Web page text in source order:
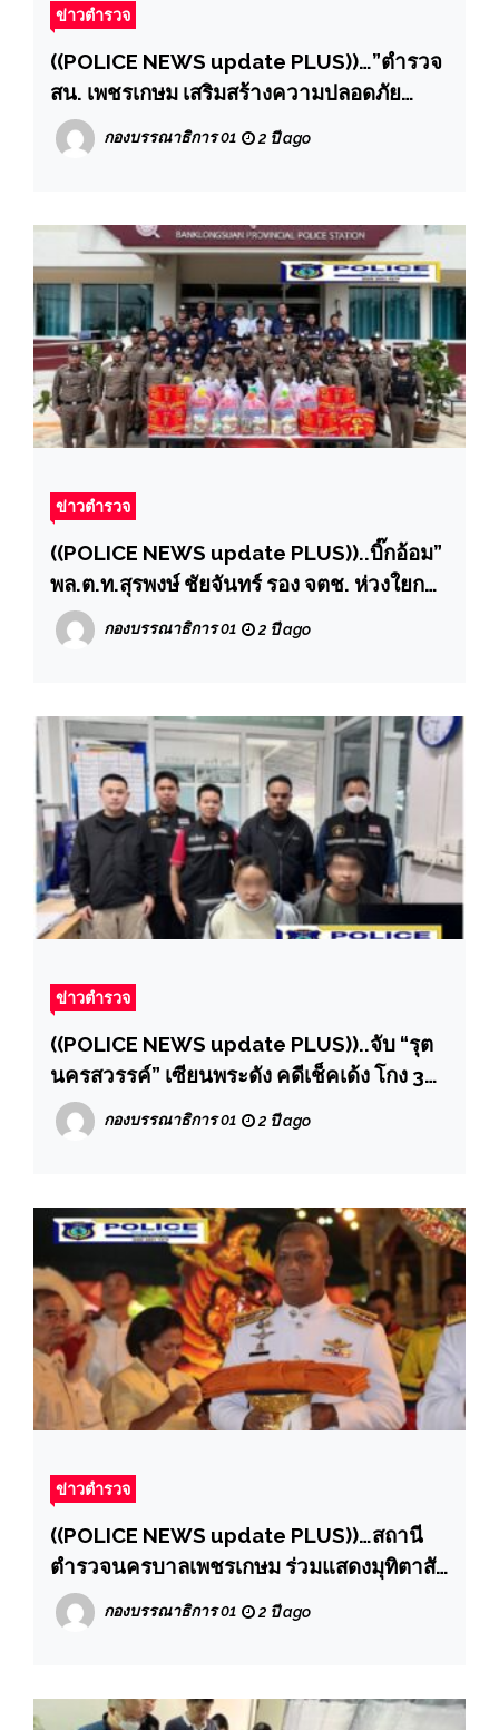
ข่าวตำรวจ
((POLICE NEWS update PLUS))…”ตำรวจ
สน. เพชรเกษม เสริมสร้างความปลอดภัย
อบรมนักเรียน รับมือเหตุกราดยิง “หนี ซ่อน สู้”
กองบรรณาธิการ 01 2 ปี ago
ข่าวตำรวจ
((POLICE NEWS update PLUS))..บิ๊กอ้อม”
พล.ต.ท.สุรพงษ์ ชัยจันทร์ รอง จตช. ห่วงใยการ
ทำงานของสภานีตำรวจ ออกตรวจ สภ.บ้าน
คลองสวน จว.สมุทรปราการ เพื่อตรวจปัญหา
กองบรรณาธิการ 01 2 ปี ago
ข่าวตำรวจ
((POLICE NEWS update PLUS))..จับ “รุต
นครสวรรค์” เซียนพระดัง คดีเช็คเด้ง โกง 380
ล้าน ลวงปล่อยพระเก๊
กองบรรณาธิการ 01 2 ปี ago
ข่าวตำรวจ
((POLICE NEWS update PLUS))…สถานี
ตำรวจนครบาลเพชรเกษม ร่วมแสดงมุทิตาสัก
การะ พระราชวัชรพัฒนาทร ในโอกาสได้รับ
พระราชทานเลื่อนสมณศักดิ์
กองบรรณาธิการ 01 2 ปี ago